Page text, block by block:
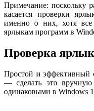
Примечание: поскольку
касается проверки
именно о них, хотя
ярлыкам программ в
Проверка
Простой и эффективный
— сделать это
одинаковыми в Windows